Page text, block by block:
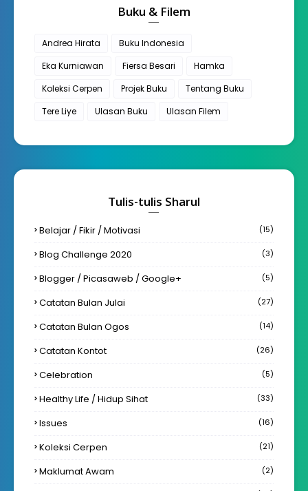
Buku & Filem
Andrea Hirata
Buku Indonesia
Eka Kurniawan
Fiersa Besari
Hamka
Koleksi Cerpen
Projek Buku
Tentang Buku
Tere Liye
Ulasan Buku Ulasan Filem
Tulis-tulis Sharul
Belajar / Fikir / Motivasi (15)
Blog Challenge 2020 (3)
Blogger / Picasaweb / Google+ (5)
Catatan Bulan Julai (27)
Catatan Bulan Ogos (14)
Catatan Kontot (26)
Celebration (5)
Healthy Life / Hidup Sihat (33)
Issues (16)
Koleksi Cerpen (21)
Maklumat Awam (2)